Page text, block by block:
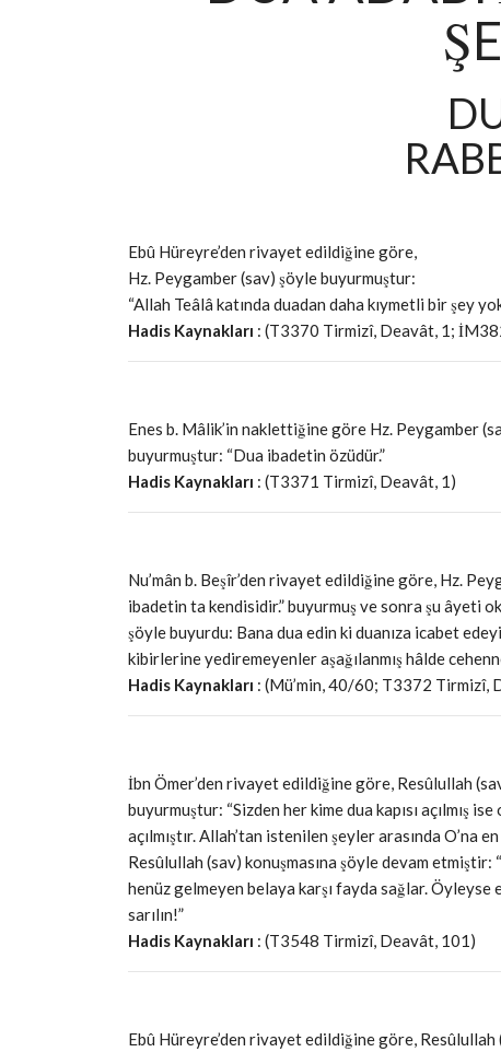
Ebû Hüreyre’den rivayet edildiğine göre,
Hz. Peygamber (sav) şöyle buyurmuştur:
“Allah Teâlâ katında duadan daha kıymetli bir şey
Hadis Kaynakları : (T3370 Tirmizî, Deavât, 1;
Enes b. Mâlik’in naklettiğine göre Hz. Peygamber
buyurmuştur: “Dua ibadetin özüdür.”
Hadis Kaynakları : (T3371 Tirmizî, Deavât, 1)
Nu’mân b. Beşîr’den rivayet edildiğine göre, Hz.
ibadetin ta kendisidir.” buyurmuş ve sonra şu âyeti
şöyle buyurdu: Bana dua edin ki duanıza icabet
kibirlerine yediremeyenler aşağılanmış hâlde
Hadis Kaynakları : (Mü’min, 40/60; T3372 Tirmizî,
İbn Ömer’den rivayet edildiğine göre, Resûlullah
buyurmuştur: “Sizden her kime dua kapısı açılmış
açılmıştır. Allah’tan istenilen şeyler arasında O’na
Resûlullah (sav) konuşmasına şöyle devam etmiştir:
henüz gelmeyen belaya karşı fayda sağlar. Öyleyse
sarılın!”
Hadis Kaynakları : (T3548 Tirmizî, Deavât, 101)
Ebû Hüreyre’den rivayet edildiğine göre, Resûlullah